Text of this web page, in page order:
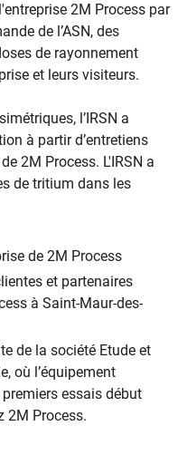
2M Process par
de l’ASN, des
de rayonnement
et leurs visiteurs.
l’IRSN a
à partir d’entretiens
2M Process. L'IRSN a
de tritium dans les
de 2M Process
et partenaires
à Saint-Maur-des-
de la société Etude et
où l’équipement
essais début
2M Process.